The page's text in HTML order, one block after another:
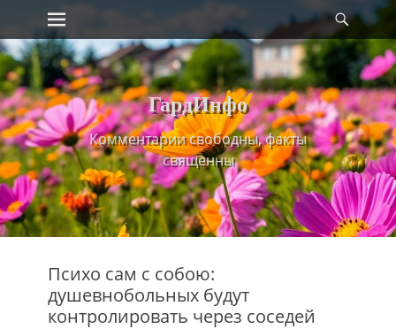
Skip
to
content
Primary Menu
ГардИнфо
Комментарии свободны, факты
священны
Психо сам с собою:
душевнобольных будут
контролировать через соседей